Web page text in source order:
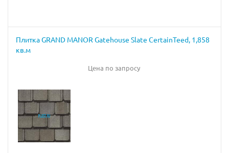
Плитка GRAND MANOR Gatehouse Slate CertainTeed, 1,858
кв.м
Цена по запросу